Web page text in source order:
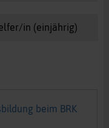
in (einjährig)
beim BRK